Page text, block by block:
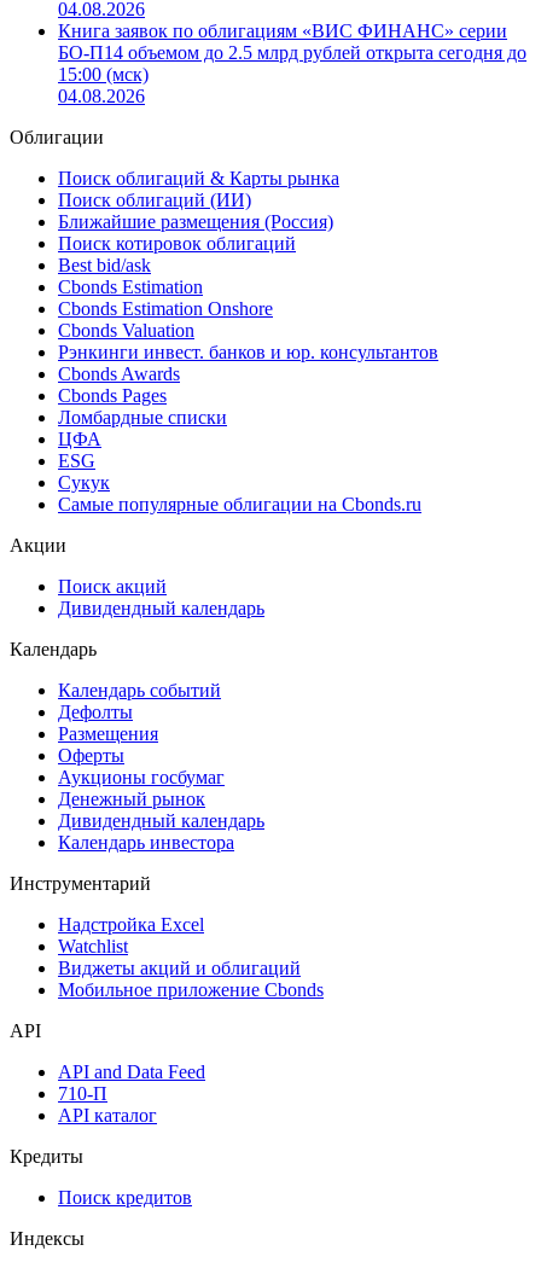
04.08.2026
Книга заявок по облигациям «ВИС ФИНАНС» серии
БО-П14 объемом до 2.5 млрд рублей открыта сегодня до
15:00 (мск)
04.08.2026
Облигации
Поиск облигаций & Карты рынка
Поиск облигаций (ИИ)
Ближайшие размещения (Россия)
Поиск котировок облигаций
Best bid/ask
Cbonds Estimation
Cbonds Estimation Onshore
Cbonds Valuation
Рэнкинги инвест. банков и юр. консультантов
Cbonds Awards
Cbonds Pages
Ломбардные списки
ЦФА
ESG
Сукук
Самые популярные облигации на Cbonds.ru
Акции
Поиск акций
Дивидендный календарь
Календарь
Календарь событий
Дефолты
Размещения
Оферты
Аукционы госбумаг
Денежный рынок
Дивидендный календарь
Календарь инвестора
Инструментарий
Надстройка Excel
Watchlist
Виджеты акций и облигаций
Мобильное приложение Cbonds
API
API and Data Feed
710-П
API каталог
Кредиты
Поиск кредитов
Индексы